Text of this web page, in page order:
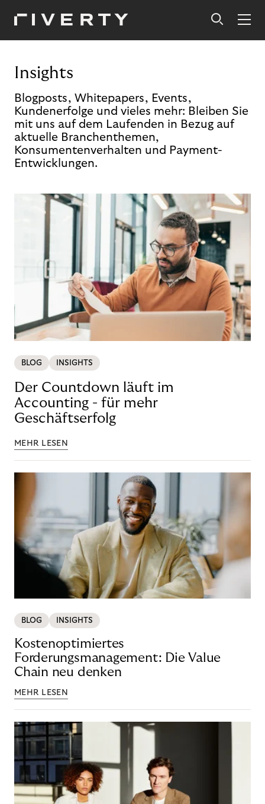
Insights
Blogposts, Whitepapers, Events,
Kundenerfolge und vieles mehr: Bleiben Sie
mit uns auf dem Laufenden in Bezug auf
aktuelle Branchenthemen,
Konsumentenverhalten und Payment-
Entwicklungen.
BLOG INSIGHTS
Der Countdown läuft im
Accounting - für mehr
Geschäftserfolg
MEHR LESEN
BLOG INSIGHTS
Kostenoptimiertes
Forderungsmanagement: Die Value
Chain neu denken
MEHR LESEN